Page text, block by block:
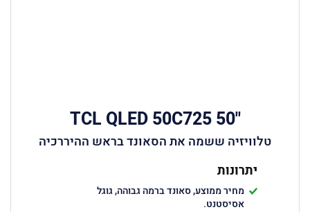
"50 TCL QLED 50C725
טלוויזיה ששמה את הסאונד בראש ההיררכיה
יתרונות
מחיר ממוצע, סאונד ברמה גבוהה, גוגל
אסיסטנט.